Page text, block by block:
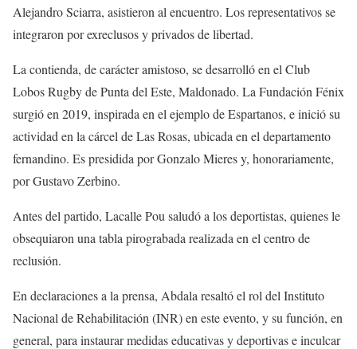
Alejandro Sciarra, asistieron al encuentro. Los representativos se
integraron por exreclusos y privados de libertad.
La contienda, de carácter amistoso, se desarrolló en el Club
Lobos Rugby de Punta del Este, Maldonado. La Fundación Fénix
surgió en 2019, inspirada en el ejemplo de Espartanos, e inició su
actividad en la cárcel de Las Rosas, ubicada en el departamento
fernandino. Es presidida por Gonzalo Mieres y, honorariamente,
por Gustavo Zerbino.
Antes del partido, Lacalle Pou saludó a los deportistas, quienes le
obsequiaron una tabla pirograbada realizada en el centro de
reclusión.
En declaraciones a la prensa, Abdala resaltó el rol del Instituto
Nacional de Rehabilitación (INR) en este evento, y su función, en
general, para instaurar medidas educativas y deportivas e inculcar